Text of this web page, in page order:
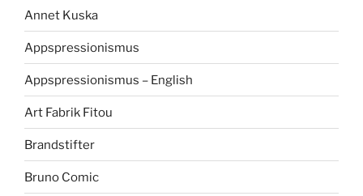
Annet Kuska
Appspressionismus
Appspressionismus – English
Art Fabrik Fitou
Brandstifter
Bruno Comic